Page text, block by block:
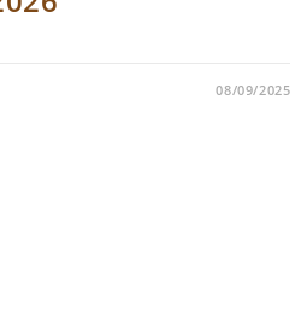
08/09/2025